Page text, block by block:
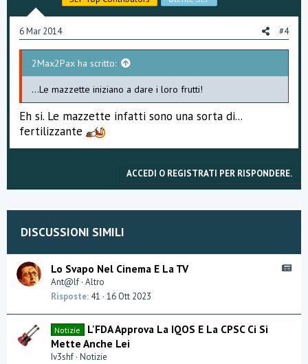
6 Mar 2014 #4
2Max2Pax ha scritto:
...Le mazzette iniziano a dare i loro frutti!
Eh si. Le mazzette infatti sono una sorta di...
fertilizzante
ACCEDI O REGISTRATI PER RISPONDERE.
DISCUSSIONI SIMILI
A
Lo Svapo Nel Cinema E La TV
Ant@lf Altro
Risposte 41 16 Ott 2023
Notizie
L'FDA Approva La IQOS E La CPSC Ci Si
Mette Anche Lei
Iv3shf Notizie